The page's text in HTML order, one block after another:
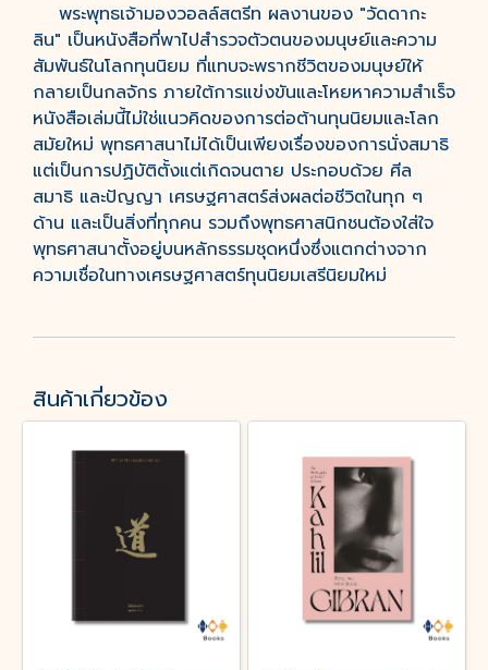
พระพุทธเจ้ามองวอลล์สตรีท ผลงานของ "วัดดากะ
ลิน" เป็นหนังสือที่พาไปสำรวจตัวตนของมนุษย์และความ
สัมพันธ์ในโลกทุนนิยม ที่แทบจะพรากชีวิตของมนุษย์ให้
กลายเป็นกลจักร ภายใต้การแข่งขันและโหยหาความสำเร็จ
หนังสือเล่มนี้ไม่ใช่แนวคิดของการต่อต้านทุนนิยมและโลก
สมัยใหม่ พุทธศาสนาไม่ได้เป็นเพียงเรื่องของการนั่งสมาธิ
แต่เป็นการปฏิบัติตั้งแต่เกิดจนตาย ประกอบด้วย ศีล
สมาธิ และปัญญา เศรษฐศาสตร์ส่งผลต่อชีวิตในทุก ๆ
ด้าน และเป็นสิ่งที่ทุกคน รวมถึงพุทธศาสนิกชนต้องใส่ใจ
พุทธศาสนาตั้งอยู่บนหลักธรรมชุดหนึ่งซึ่งแตกต่างจาก
ความเชื่อในทางเศรษฐศาสตร์ทุนนิยมเสรีนิยมใหม่
สินค้าเกี่ยวข้อง